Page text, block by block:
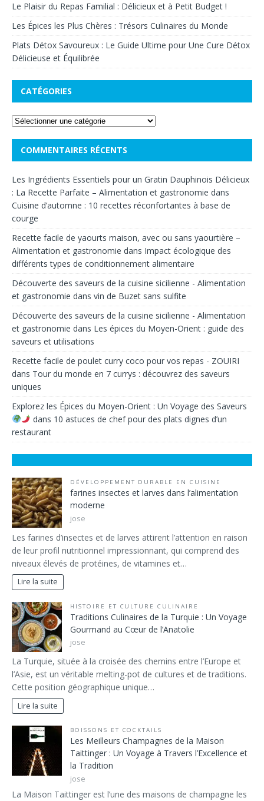
Le Plaisir du Repas Familial : Délicieux et à Petit Budget !
Les Épices les Plus Chères : Trésors Culinaires du Monde
Plats Détox Savoureux : Le Guide Ultime pour Une Cure Détox
Délicieuse et Équilibrée
CATÉGORIES
COMMENTAIRES RÉCENTS
Les Ingrédients Essentiels pour un Gratin Dauphinois Délicieux
: La Recette Parfaite – Alimentation et gastronomie dans
Cuisine d’automne : 10 recettes réconfortantes à base de
courge
Recette facile de yaourts maison, avec ou sans yaourtière –
Alimentation et gastronomie dans Impact écologique des
différents types de conditionnement alimentaire
Découverte des saveurs de la cuisine sicilienne - Alimentation
et gastronomie dans vin de Buzet sans sulfite
Découverte des saveurs de la cuisine sicilienne - Alimentation
et gastronomie dans Les épices du Moyen-Orient : guide des
saveurs et utilisations
Recette facile de poulet curry coco pour vos repas - ZOUIRI
dans Tour du monde en 7 currys : découvrez des saveurs
uniques
Explorez les Épices du Moyen-Orient : Un Voyage des Saveurs
dans 10 astuces de chef pour des plats dignes d’un
restaurant
DÉVELOPPEMENT DURABLE EN CUISINE
farines insectes et larves dans l’alimentation
moderne
jose
Les farines d’insectes et de larves attirent l’attention en raison
de leur profil nutritionnel impressionnant, qui comprend des
niveaux élevés de protéines, de vitamines et…
Lire la suite
HISTOIRE ET CULTURE CULINAIRE
Traditions Culinaires de la Turquie : Un Voyage
Gourmand au Cœur de l’Anatolie
jose
La Turquie, située à la croisée des chemins entre l’Europe et
l’Asie, est un véritable melting-pot de cultures et de traditions.
Cette position géographique unique…
Lire la suite
BOISSONS ET COCKTAILS
Les Meilleurs Champagnes de la Maison
Taittinger : Un Voyage à Travers l’Excellence et
la Tradition
jose
La Maison Taittinger est l’une des maisons de champagne les